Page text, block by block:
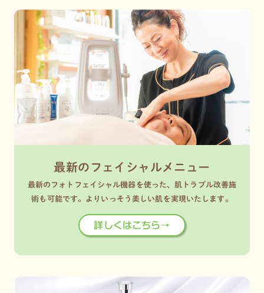
最新のフェイシャルメニュー
最新のフォトフェイシャル機器を使った、肌トラブル改善施
術も可能です。よりいっそう美しい肌を実現いたします。
詳しくはこちら→